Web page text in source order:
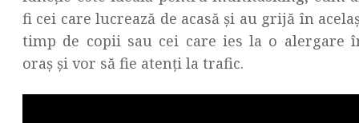
fi cei care lucrează de acasă și au grijă în
timp de copii sau cei care ies la o alergare
oraș și vor să fie atenți la trafic.